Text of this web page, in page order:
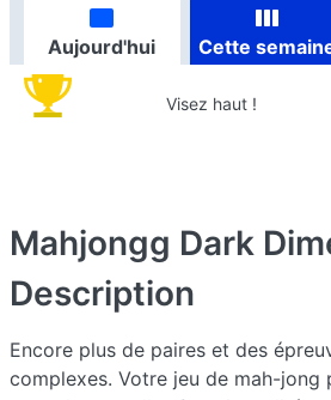
Aujourd'hui Cette
Visez haut !
Mahjongg Dark
Description
Encore plus de paires et des
complexes. Votre jeu de mah-jong